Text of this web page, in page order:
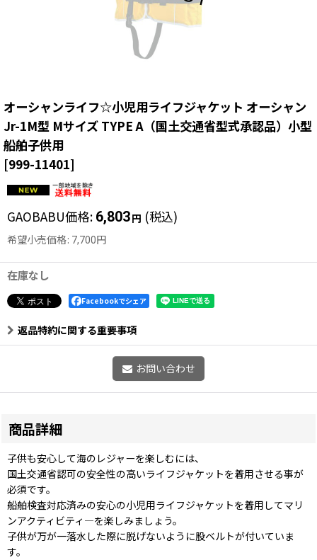
オーシャンライフ☆小児用ライフジャケット オーシャン
Jr-1M型 Mサイズ TYPE A（国土交通省型式承認品）小型
船舶子供用
[999-11401]
GAOBABU価格: 6,803円 (税込)
希望小売価格: 7,700円
在庫なし
Facebookでシェア
返品特約に関する重要事項
お問い合わせ
商品詳細
子供も安心して海のレジャーを楽しむには、
国土交通省認可の安全性の高いライフジャケットを着用させる事が
必須です。
船舶検査対応済みの安心の小児用ライフジャケットを着用してマリ
ンアクティビティ―を楽しみましょう。
子供が万が一落水した際に脱げないように股ベルトが付いていま
す。